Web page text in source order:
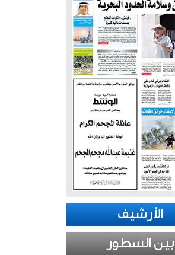
الأرشيف
بين السطور